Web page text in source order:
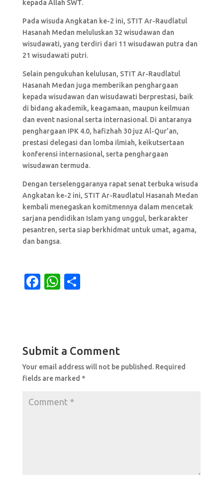
kepada Allah SWT.
Pada wisuda Angkatan ke-2 ini, STIT Ar-Raudlatul
Hasanah Medan meluluskan 32 wisudawan dan
wisudawati, yang terdiri dari 11 wisudawan putra dan
21 wisudawati putri.
Selain pengukuhan kelulusan, STIT Ar-Raudlatul
Hasanah Medan juga memberikan penghargaan
kepada wisudawan dan wisudawati berprestasi, baik
di bidang akademik, keagamaan, maupun keilmuan
dan event nasional serta internasional. Di antaranya
penghargaan IPK 4.0, hafizhah 30 juz Al-Qur’an,
prestasi delegasi dan lomba ilmiah, keikutsertaan
konferensi internasional, serta penghargaan
wisudawan termuda.
Dengan terselenggaranya rapat senat terbuka wisuda
Angkatan ke-2 ini, STIT Ar-Raudlatul Hasanah Medan
kembali menegaskan komitmennya dalam mencetak
sarjana pendidikan Islam yang unggul, berkarakter
pesantren, serta siap berkhidmat untuk umat, agama,
dan bangsa.
F
b
o
o
W
A
p
p
S
Submit a Comment
Your email address will not be published. Required
fields are marked *